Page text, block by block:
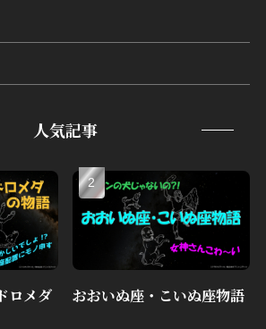
人気記事
ロメダ
おおいぬ座・こいぬ座物語